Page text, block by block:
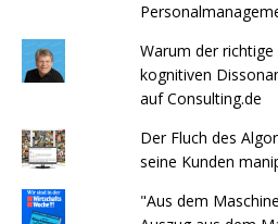
Warum der
kognitiven
auf Consulting.de
Der Fluch des
seine Kunden
"Aus dem